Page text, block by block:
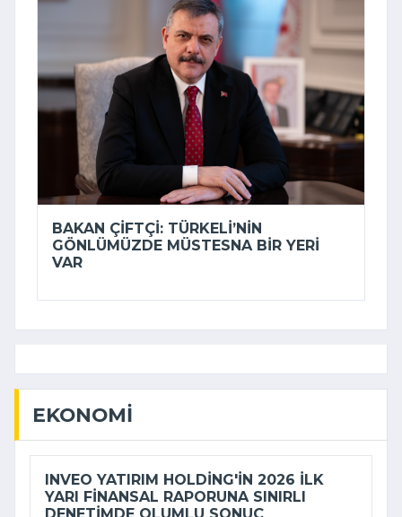
BAKAN ÇIFTÇI: TÜRKELI’NIN
GÖNLÜMÜZDE MÜSTESNA BIR YERI
VAR
EKONOMI
INVEO YATIRIM HOLDING'IN 2026 ILK
YARI FINANSAL RAPORUNA SINIRLI